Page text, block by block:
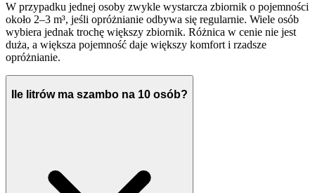
W przypadku jednej osoby zwykle wystarcza zbiornik o pojemności
około 2–3 m³, jeśli opróżnianie odbywa się regularnie. Wiele osób
wybiera jednak trochę większy zbiornik. Różnica w cenie nie jest
duża, a większa pojemność daje większy komfort i rzadsze
opróżnianie.
Ile litrów ma szambo na 10 osób?